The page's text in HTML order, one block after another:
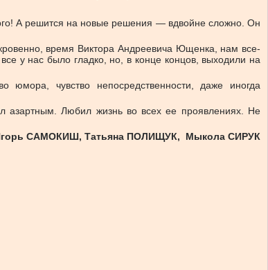
А решится на новые решения — вдвойне сложно. Он
время Виктора Андреевича Ющенка, нам все-
у нас было гладко, но, в конце концов, выходили на
чувство непосредственности, даже иногда
Любил жизнь во всех ее проявлениях. Не
САМОКИШ, Татьяна ПОЛИЩУК, Мыкола СИРУК